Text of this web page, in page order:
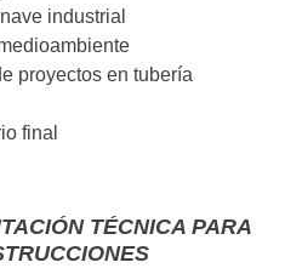
industrial
proyectos en tubería
final
TÉCNICA PARA